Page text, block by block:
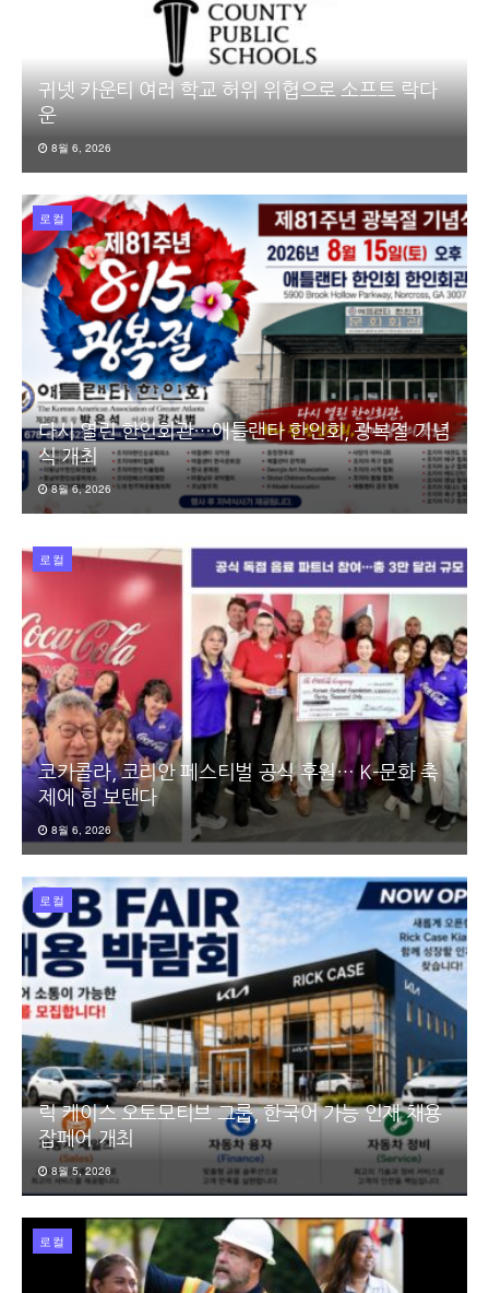
귀넷 카운티 여러 학교 허위 위협으로 소프트 락다
운
8월 6, 2026
로컬
다시 열린 한인회관…애틀랜타 한인회, 광복절 기념
식 개최
8월 6, 2026
로컬
코카콜라, 코리안 페스티벌 공식 후원… K-문화 축
제에 힘 보탠다
8월 6, 2026
로컬
릭 케이스 오토모티브 그룹, 한국어 가능 인재 채용
잡페어 개최
8월 5, 2026
로컬